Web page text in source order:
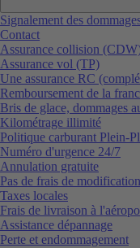
Signalement des
Contact
Assurance collision
Assurance vol (TP)
Une assurance RC
Remboursement de la
Bris de glace, dommages
Kilométrage illimité
Politique carburant Plein-
Numéro d'urgence 24/7
Annulation gratuite
Pas de frais de modification
Taxes locales
Frais de livraison à
Assistance dépannage
Perte et endommagement